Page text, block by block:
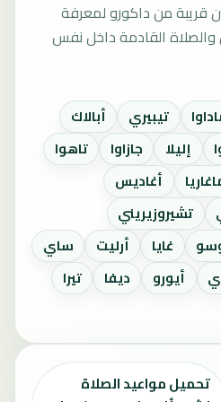
قريبة من داكورو لمعرفة
القادمة داخل نفس
تيبيري
أبالاك
إليلا جازاوا
تاهوا
أغاديس
تشيروزيريني
غايا أرليت
ساي
أيورو ديفا
تيرا
تحميل مواعيد الصلاة